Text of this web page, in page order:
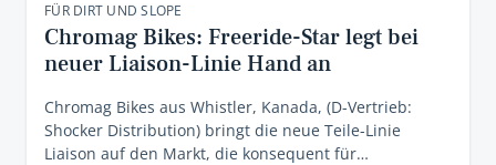
FÜR DIRT UND SLOPE
Chromag Bikes: Freeride-Star legt bei
neuer Liaison-Linie Hand an
Chromag Bikes aus Whistler, Kanada, (D-Vertrieb:
Shocker Distribution) bringt die neue Teile-Linie
Liaison auf den Markt, die konsequent für…